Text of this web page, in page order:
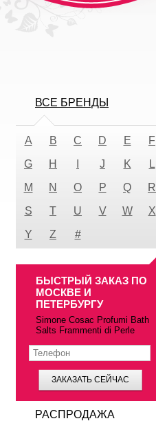
ВСЕ БРЕНДЫ
A B C D E
F
G
H J K
L
M
N O P Q
R
S
T U V W
X
Y
Z #
БЫСТРЫЙ ЗАКАЗ ПО
МОСКВЕ И
ПЕТЕРБУРГУ
Simone Cosac Profumi Bath
Salts Frammenti di Perle
ЗАКАЗАТЬ СЕЙЧАС
РАСПРОДАЖА